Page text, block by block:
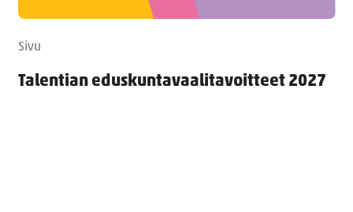
Sivu
Talentian eduskuntavaalitavoitteet 2027